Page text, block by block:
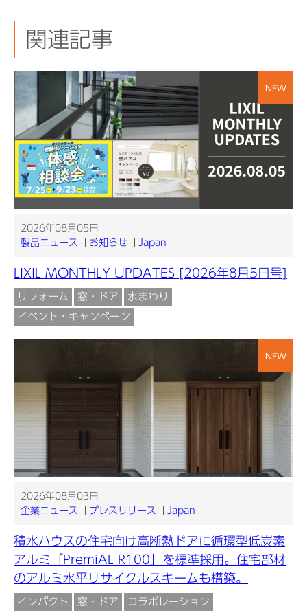
関連記事
NEW
2026年08月05日
製品ニュース
お知らせ Japan
LIXIL MONTHLY UPDATES [2026年8月5日号]
リフォーム 窓・ドア
水まわり
イベント・キャンペーン
NEW
2026年08月03日
企業ニュース
プレスリリース Japan
積水ハウスの住宅向け高断熱ドアに循環型低炭素
アルミ「PremiAL R100」を標準採用。住宅部材
のアルミ水平リサイクルスキームも構築。
インパクト 窓・ドア コラボレーション